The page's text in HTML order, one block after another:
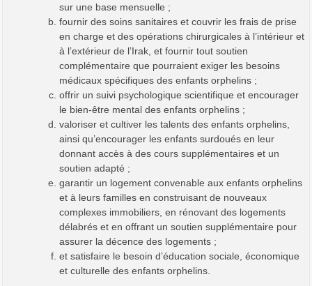
sur une base mensuelle ;
fournir des soins sanitaires et couvrir les frais de prise
en charge et des opérations chirurgicales à l’intérieur et
à l’extérieur de l’Irak, et fournir tout soutien
complémentaire que pourraient exiger les besoins
médicaux spécifiques des enfants orphelins ;
offrir un suivi psychologique scientifique et encourager
le bien-être mental des enfants orphelins ;
valoriser et cultiver les talents des enfants orphelins,
ainsi qu’encourager les enfants surdoués en leur
donnant accès à des cours supplémentaires et un
soutien adapté ;
garantir un logement convenable aux enfants orphelins
et à leurs familles en construisant de nouveaux
complexes immobiliers, en rénovant des logements
délabrés et en offrant un soutien supplémentaire pour
assurer la décence des logements ;
et satisfaire le besoin d’éducation sociale, économique
et culturelle des enfants orphelins.